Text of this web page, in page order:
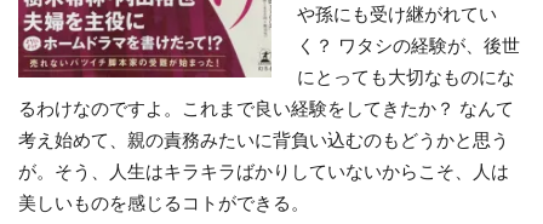
や孫にも受け継がれてい
く？ ワタシの経験が、後世
にとっても大切なものにな
るわけなのですよ。これまで良い経験をしてきたか？ なんて
考え始めて、親の責務みたいに背負い込むのもどうかと思う
が。そう、人生はキラキラばかりしていないからこそ、人は
美しいものを感じるコトができる。